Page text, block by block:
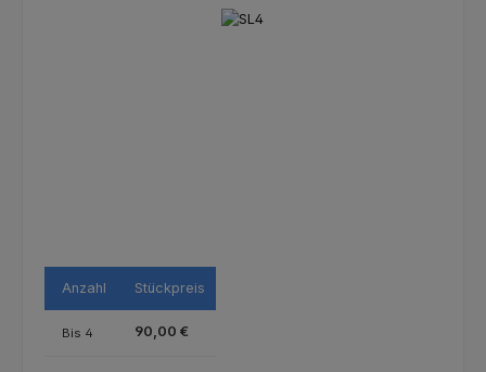
Anzahl Stückpreis
Bis 4 90,00 €